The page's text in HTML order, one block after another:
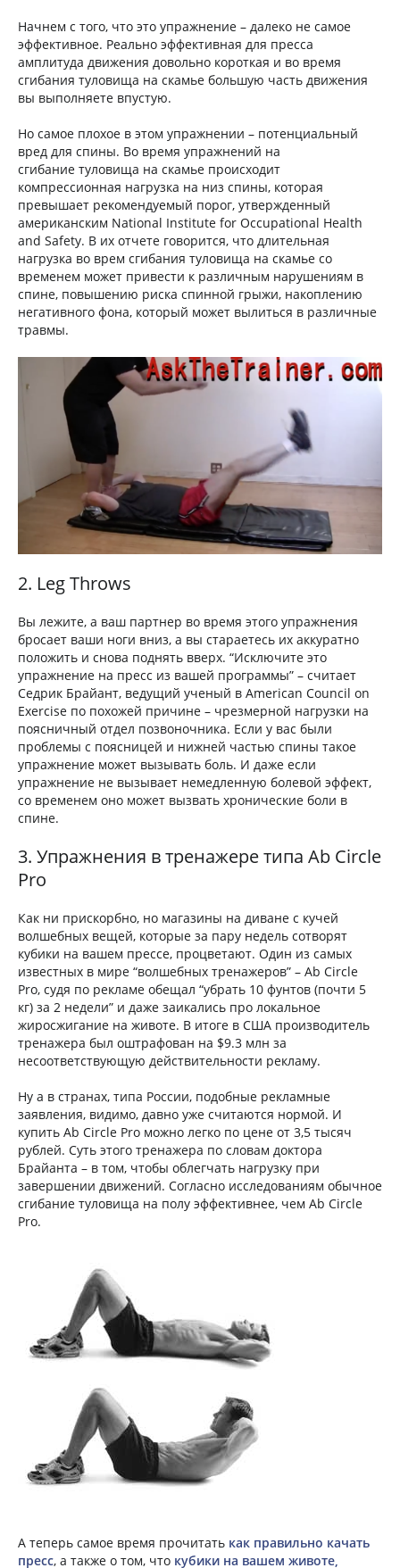
Начнем с того, что это упражнение – далеко не самое
эффективное. Реально эффективная для пресса
амплитуда движения довольно короткая и во время
сгибания туловища на скамье большую часть движения
вы выполняете впустую.
Но самое плохое в этом упражнении – потенциальный
вред для спины. Во время упражнений на
сгибание туловища на скамье происходит
компрессионная нагрузка на низ спины, которая
превышает рекомендуемый порог, утвержденный
американским National Institute for Occupational Health
and Safety. В их отчете говорится, что длительная
нагрузка во врем сгибания туловища на скамье со
временем может привести к различным нарушениям в
спине, повышению риска спинной грыжи, накоплению
негативного фона, который может вылиться в различные
травмы.
2. Leg Throws
Вы лежите, а ваш партнер во время этого упражнения
бросает ваши ноги вниз, а вы стараетесь их аккуратно
положить и снова поднять вверх. “Исключите это
упражнение на пресс из вашей программы” – считает
Седрик Брайант, ведущий ученый в American Council on
Exercise по похожей причине – чрезмерной нагрузки на
поясничный отдел позвоночника. Если у вас были
проблемы с поясницей и нижней частью спины такое
упражнение может вызывать боль. И даже если
упражнение не вызывает немедленную болевой эффект,
со временем оно может вызвать хронические боли в
спине.
3. Упражнения в тренажере типа Ab Circle
Pro
Как ни прискорбно, но магазины на диване с кучей
волшебных вещей, которые за пару недель сотворят
кубики на вашем прессе, процветают. Один из самых
известных в мире “волшебных тренажеров” – Ab Circle
Pro, судя по рекламе обещал “убрать 10 фунтов (почти 5
кг) за 2 недели” и даже заикались про локальное
жиросжигание на животе. В итоге в США производитель
тренажера был оштрафован на $9.3 млн за
несоответствующую действительности рекламу.
Ну а в странах, типа России, подобные рекламные
заявления, видимо, давно уже считаются нормой. И
купить Ab Circle Pro можно легко по цене от 3,5 тысяч
рублей. Суть этого тренажера по словам доктора
Брайанта – в том, чтобы облегчать нагрузку при
завершении движений. Согласно исследованиям обычное
сгибание туловища на полу эффективнее, чем Ab Circle
Pro.
А теперь самое время прочитать как правильно качать
пресс, а также о том, что кубики на вашем животе,